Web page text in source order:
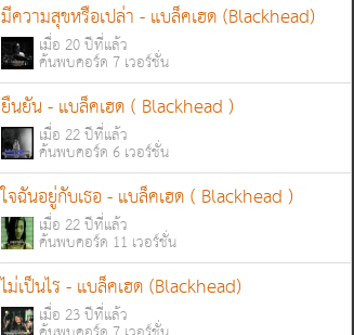
มีความสุขหรือเปล่า - แบล็คเฮด (Blackhead)
เมื่อ 20 ปีที่แล้ว
ค้นพบคอร์ด 7 เวอร์ชั่น
ยืนยัน - แบล็คเฮด ( Blackhead )
เมื่อ 22 ปีที่แล้ว
ค้นพบคอร์ด 6 เวอร์ชั่น
ใจฉันอยู่กับเธอ - แบล็คเฮด ( Blackhead )
เมื่อ 22 ปีที่แล้ว
ค้นพบคอร์ด 11 เวอร์ชั่น
ไม่เป็นไร - แบล็คเฮด (Blackhead)
เมื่อ 23 ปีที่แล้ว